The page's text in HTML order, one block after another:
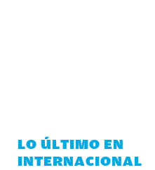
LO ÚLTIMO EN
INTERNACIONAL